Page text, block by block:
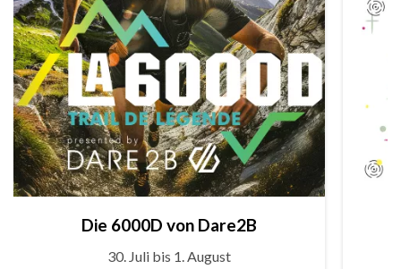
Die 6000D von Dare2B
30. Juli bis 1. August